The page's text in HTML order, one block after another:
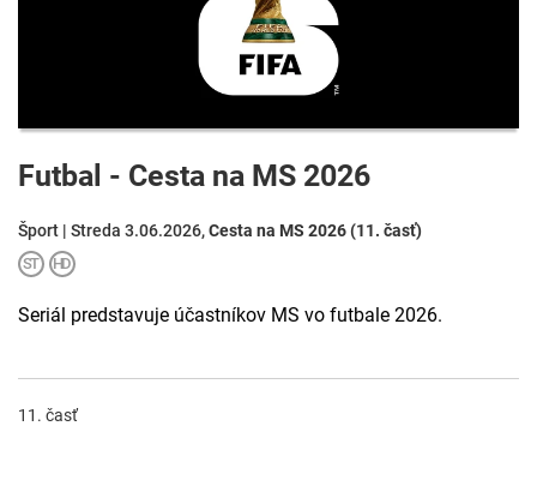
Futbal - Cesta na MS 2026
Šport | Streda 3.06.2026,Cesta na MS 2026 (11. časť)
Seriál predstavuje účastníkov MS vo futbale 2026.
11. časť